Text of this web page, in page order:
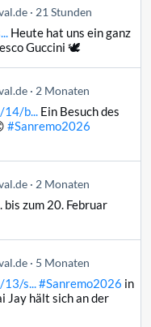
21 Stunden
Heute hat uns ein ganz
Guccini 🕊️
2 Monaten
b...Ein Besuch des
#Sanremo2026
2 Monaten
zum 20. Februar
5 Monaten
s...#Sanremo2026 in
Jay hält sich an der